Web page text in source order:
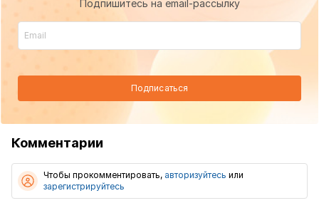
Подпишитесь на email-рассылку
Подписаться
Комментарии
Чтобы прокомментировать, авторизуйтесь или
зарегистрируйтесь